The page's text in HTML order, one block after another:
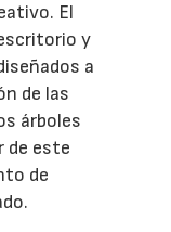
El
y
a
de las
árboles
de este
de